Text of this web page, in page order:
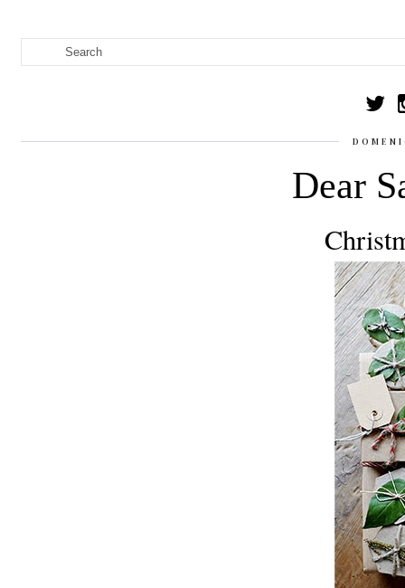
Dear